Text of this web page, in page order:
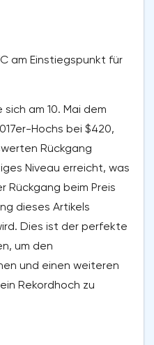
am Einstiegspunkt für
am 10. Mai dem
Hochs bei $420,
Rückgang
Niveau erreicht, was
Rückgang beim Preis
dieses Artikels
Dies ist der perfekte
um den
und einen weiteren
Rekordhoch zu